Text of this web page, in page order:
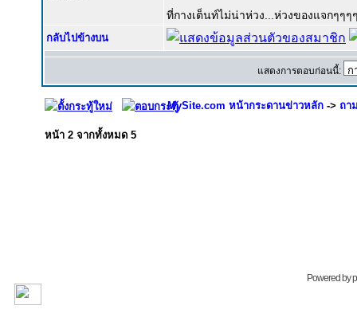
ที่กางเต็นท์ไม่น่าห่วง...ห่วงของแจกๆๆ
กลับไปข้างบน
แสดงการตอบก่อนนี้:
MySite.com หน้ากระดานข่าวหลัก -> ถา
หน้า 2 จากทั้งหมด 5
Powered by